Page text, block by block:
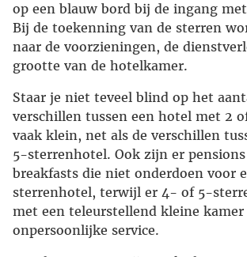
op een blauw bord bij de ingang met
Bij de toekenning van de sterren
naar de voorzieningen, de
grootte van de hotelkamer.
Staar je niet teveel blind op het
verschillen tussen een hotel met 2
vaak klein, net als de verschillen
5-sterrenhotel. Ook zijn er
breakfasts die niet onderdoen voor
sterrenhotel, terwijl er 4- of 5-
met een teleurstellend kleine kamer
onpersoonlijke service.